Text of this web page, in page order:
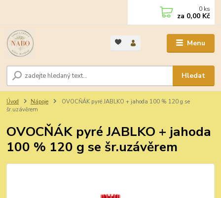
Menu
Hledat
0 ks
za 0,00 Kč
Úvod Nápoje
OVOCŇÁK pyré JABLKO + jahoda 100 % 120 g se
šr.uzávěrem
OVOCŇÁK pyré JABLKO + jahoda
100 % 120 g se šr.uzávěrem